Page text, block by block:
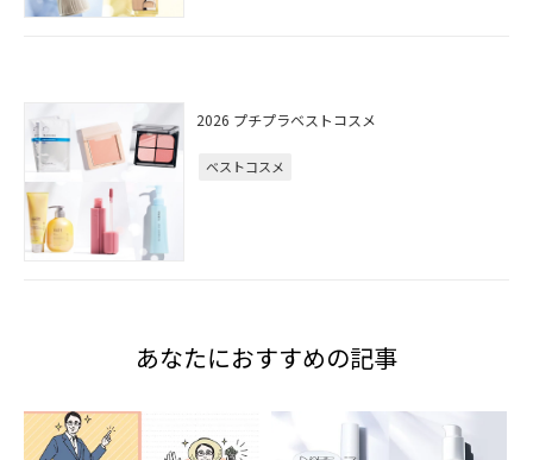
2026 プチプラベストコスメ
ベストコスメ
あなたにおすすめの記事